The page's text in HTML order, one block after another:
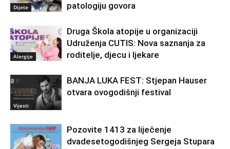
Dijete
patologiju govora
Alergije
Druga Škola atopije u organizaciji
Udruženja CUTIS: Nova saznanja za
roditelje, djecu i ljekare
Vijesti
BANJA LUKA FEST: Stjepan Hauser
otvara ovogodišnji festival
Pozovite 1413 za liječenje
dvadesetogodišnjeg Sergeja Stupara